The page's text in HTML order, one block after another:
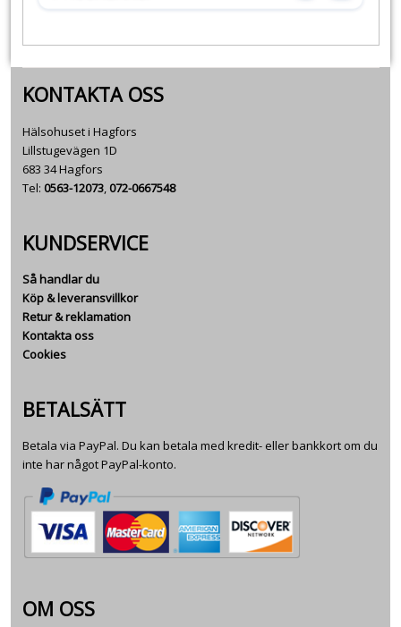
KONTAKTA OSS
Hälsohuset i Hagfors
Lillstugevägen 1D
683 34 Hagfors
Tel: 0563-12073,072-0667548
KUNDSERVICE
Så handlar du
Köp & leveransvillkor
Retur & reklamation
Kontakta oss
Cookies
BETALSÄTT
Betala via PayPal. Du kan betala med kredit- eller bankkort om du
inte har något PayPal-konto.
OM OSS